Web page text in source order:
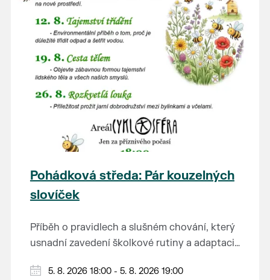
Pohádková středa: Pár kouzelných
slovíček
Příběh o pravidlech a slušném chování, který
usnadní zavedení školkové rutiny a adaptaci
Hraje se jen za příznivého počasí.
5. 8. 2026 18:00 - 5. 8. 2026 19:00